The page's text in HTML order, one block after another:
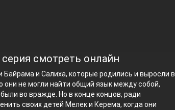
смотреть онлайн
и Салиха, которые родились и выросли в
они не могли найти общий язык между собой,
во вражде. Но в конце концов, ради
своих детей Мелек и Керема, когда они